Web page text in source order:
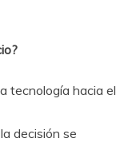
tecnología hacia el
decisión se